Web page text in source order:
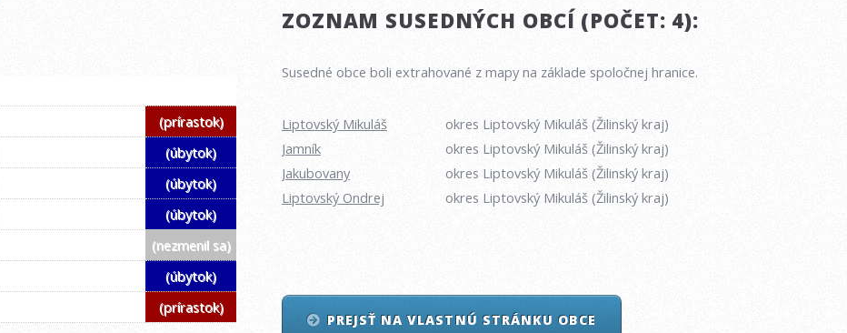
(prírastok)
(úbytok)
(úbytok)
(úbytok)
(nezmenil sa)
(úbytok)
(prírastok)
ZOZNAM SUSEDNÝCH OBCÍ (POČET: 4):
Susedné obce boli extrahované z mapy na základe spoločnej hranice.
Liptovský Mikuláš
okres Liptovský Mikuláš (Žilinský kraj)
Jamník
okres Liptovský Mikuláš (Žilinský kraj)
Jakubovany
okres Liptovský Mikuláš (Žilinský kraj)
Liptovský Ondrej
okres Liptovský Mikuláš (Žilinský kraj)
PREJSŤ NA VLASTNÚ STRÁNKU OBCE